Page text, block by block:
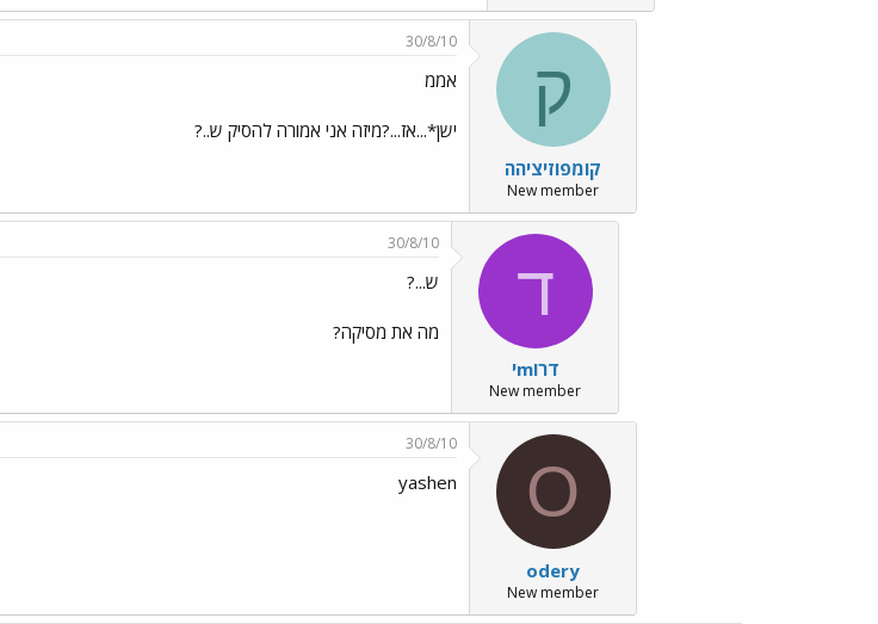
ק
קומפוזיציהה
New member
30/8/10
אממ
ישן*...אז...?מיזה אני אמורה להסיק ש..?
ד
דרוmי
New member
30/8/10
ש...?
מה את מסיקה?
O
odery
New member
30/8/10
yashen